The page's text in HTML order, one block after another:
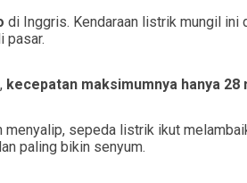
di Inggris. Kendaraan listrik mungil ini
pasar.
kecepatan maksimumnya hanya
sepeda listrik ikut
paling bikin senyum.